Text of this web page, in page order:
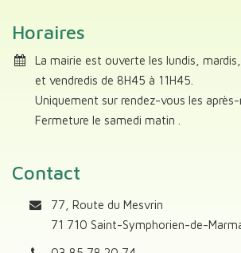
Horaires
La mairie est ouverte les lundis,
et vendredis de 8H45 à 11H45.
Uniquement sur rendez-vous les après-
Fermeture le samedi matin .
Contact
77, Route du Mesvrin
71 710 Saint-Symphorien-de-